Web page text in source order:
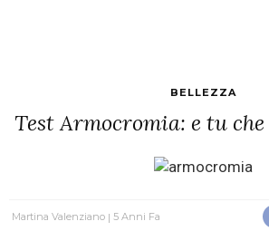
BELLEZZA
Test Armocromia: e tu
Martina Valenziano 5 Anni Fa